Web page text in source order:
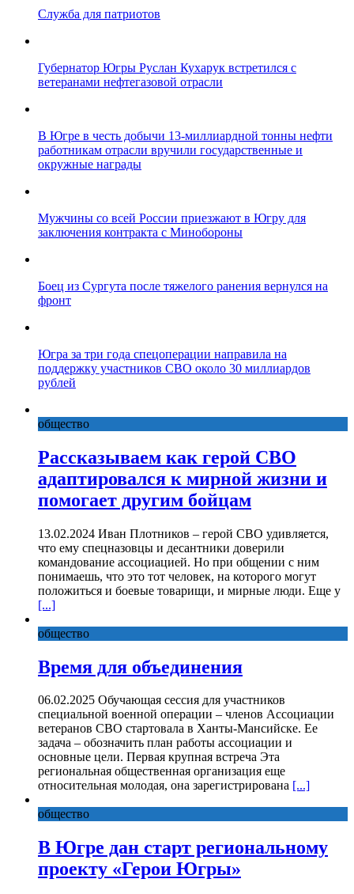
Служба для патриотов
Губернатор Югры Руслан Кухарук встретился с
ветеранами нефтегазовой отрасли
В Югре в честь добычи 13-миллиардной тонны нефти
работникам отрасли вручили государственные и
окружные награды
Мужчины со всей России приезжают в Югру для
заключения контракта с Минобороны
Боец из Сургута после тяжелого ранения вернулся на
фронт
Югра за три года спецоперации направила на
поддержку участников СВО около 30 миллиардов
рублей
общество
Рассказываем как герой СВО
адаптировался к мирной жизни и
помогает другим бойцам
13.02.2024 Иван Плотников – герой СВО удивляется,
что ему спецназовцы и десантники доверили
командование ассоциацией. Но при общении с ним
понимаешь, что это тот человек, на которого могут
положиться и боевые товарищи, и мирные люди. Еще у
[...]
общество
Время для объединения
06.02.2025 Обучающая сессия для участников
специальной военной операции – членов Ассоциации
ветеранов СВО стартовала в Ханты-Мансийске. Ее
задача – обозначить план работы ассоциации и
основные цели. Первая крупная встреча Эта
региональная общественная организация еще
относительная молодая, она зарегистрирована [...]
общество
В Югре дан старт региональному
проекту «Герои Югры»